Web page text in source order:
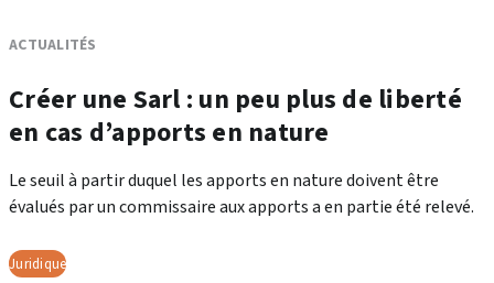
ACTUALITÉS
Créer une Sarl : un peu plus de liberté
en cas d’apports en nature
Le seuil à partir duquel les apports en nature doivent être
évalués par un commissaire aux apports a en partie été relevé.
Juridique